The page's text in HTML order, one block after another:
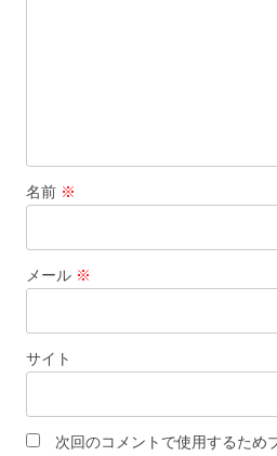
名前 ※
メール ※
サイト
次回のコメントで使用するため